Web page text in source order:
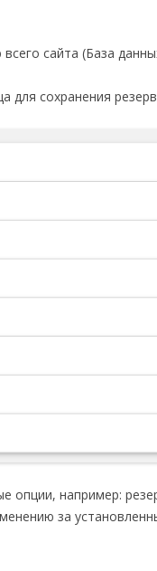
сайта (База
для сохранения
опции, например:
за